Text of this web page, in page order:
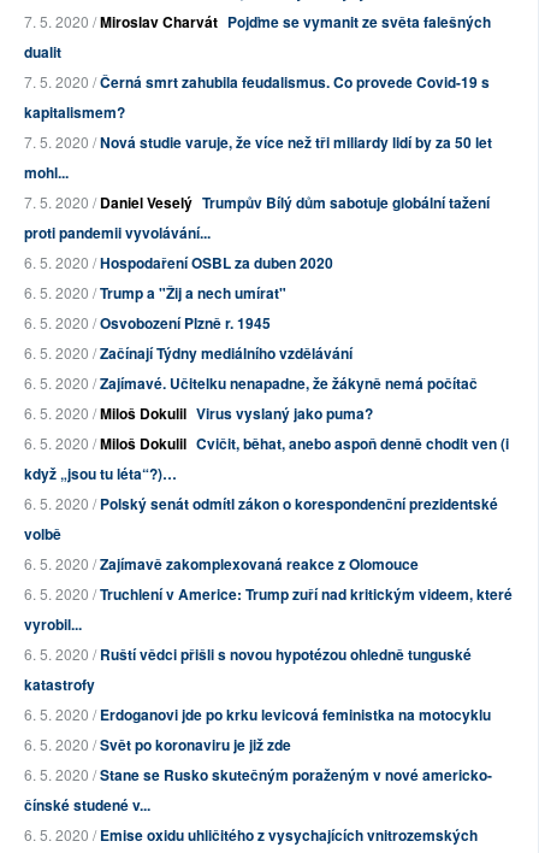
7. 5. 2020 /Miroslav Charvát Pojďme se vymanit ze světa falešných
dualit
7. 5. 2020 /Černá smrt zahubila feudalismus. Co provede Covid-19 s
kapitalismem?
7. 5. 2020 /Nová studie varuje, že více než tři miliardy lidí by za 50 let
mohl...
7. 5. 2020 /Daniel Veselý Trumpův Bílý dům sabotuje globální tažení
proti pandemii vyvolávání...
6. 5. 2020 /Hospodaření OSBL za duben 2020
6. 5. 2020 /Trump a "Žij a nech umírat"
6. 5. 2020 /Osvobození Plzně r. 1945
6. 5. 2020 /Začínají Týdny mediálního vzdělávání
6. 5. 2020 /Zajímavé. Učitelku nenapadne, že žákyně nemá počítač
6. 5. 2020 /Miloš Dokulil Virus vyslaný jako puma?
6. 5. 2020 /Miloš Dokulil Cvičit, běhat, anebo aspoň denně chodit ven (i
když „jsou tu léta“?)…
6. 5. 2020 /Polský senát odmítl zákon o korespondenční prezidentské
volbě
6. 5. 2020 /Zajímavě zakomplexovaná reakce z Olomouce
6. 5. 2020 /Truchlení v Americe: Trump zuří nad kritickým videem, které
vyrobil...
6. 5. 2020 /Ruští vědci přišli s novou hypotézou ohledně tunguské
katastrofy
6. 5. 2020 /Erdoganovi jde po krku levicová feministka na motocyklu
6. 5. 2020 /Svět po koronaviru je již zde
6. 5. 2020 /Stane se Rusko skutečným poraženým v nové americko-
čínské studené v...
6. 5. 2020 /Emise oxidu uhličitého z vysychajících vnitrozemských